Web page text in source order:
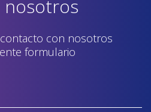
nosotros
con nosotros
formulario